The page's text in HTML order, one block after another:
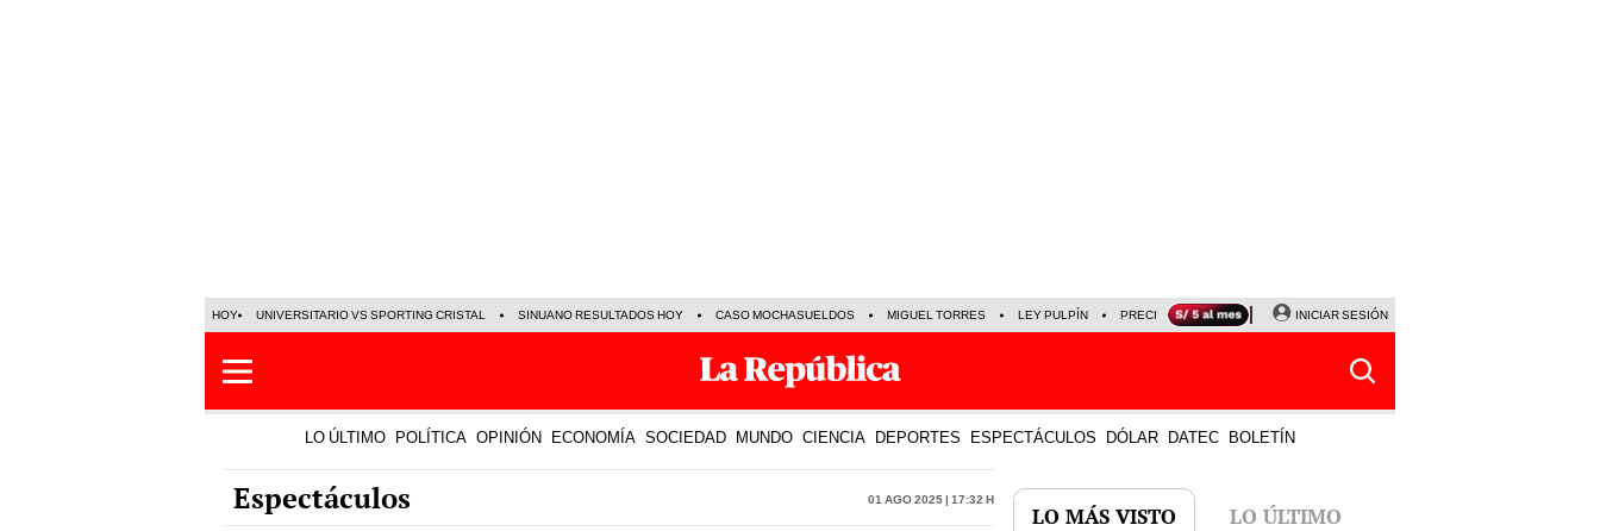
HOY UNIVERSITARIO VS SPORTING CRISTAL SINUANO RESULTADOS HOY CASO MOCHASUELDOS MIGUEL TORRES LEY PULPÍN PRECIO DEL DÓLAR CORTE DE LUZ VIERNES 7 DE AGOSTO
INICIAR SESIÓN
LO ÚLTIMO POLÍTICA OPINIÓN ECONOMÍA SOCIEDAD MUNDO CIENCIA DEPORTES ESPECTÁCULOS DÓLAR DATEC BOLETÍN
Espectáculos 01 Ago 2025 | 17:32 h
LO MÁS VISTO LO ÚLTIMO